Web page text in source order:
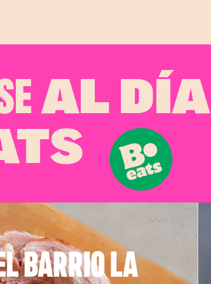
AL DÍA
BARRIO LA